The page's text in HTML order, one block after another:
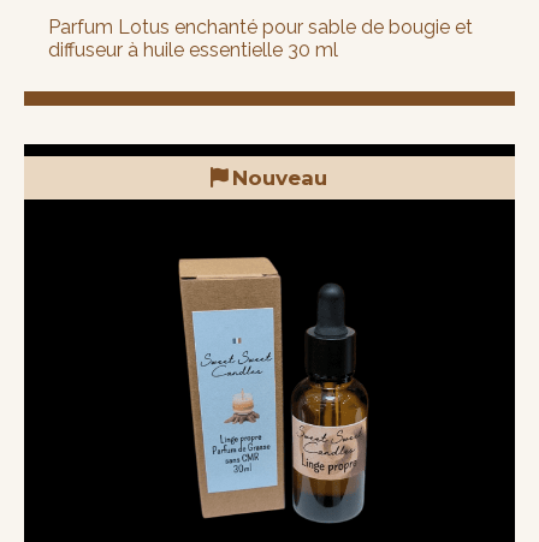
Parfum Lotus enchanté pour sable de bougie et
diffuseur à huile essentielle 30 ml
Nouveau